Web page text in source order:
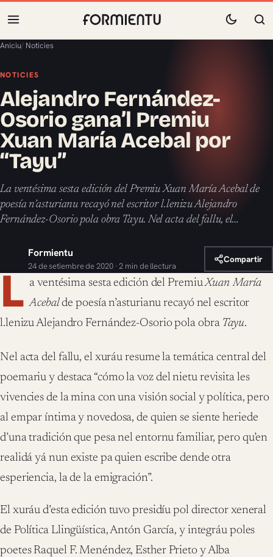
Aniciu/ Noticies
NOTICIES
Alejandro Fernández-
Osorio gana’l Premiu
Xuan María Acebal por
“Tayu”
La ventésima sesta edición del Premiu Xuan María Acebal de
poesía n’asturianu recayó nel escritor l.lenizu Alejandro
Fernández-Osorio pola obra Tayu. Nel acta del fallu, el…
Formientu
24 de setiembre de 2020 · 2 min de llectura
Compartir
L a ventésima sesta edición del PremiuXuan María
Acebalde poesía n’asturianu recayó nel escritor
l.lenizu Alejandro Fernández-Osorio pola obra Tayu.
Nel acta del fallu, el xuráu resume la temática central del
poemariu y destaca “cómo la voz del nietu revisita les
vivencies de la mina con una visión social y política, pero
al empar íntima y novedosa, de quien se siente heriede
d’una tradición que pesa nel entornu familiar, pero qu’en
realidá yá nun existe pa quien escribe dende otra
esperiencia, la de la emigración”.
El xuráu d’esta edición tuvo presidíu pol director xeneral
de Política Llingüística, Antón García, y integráu poles
poetes Raquel F. Menéndez, Esther Prieto y Alba